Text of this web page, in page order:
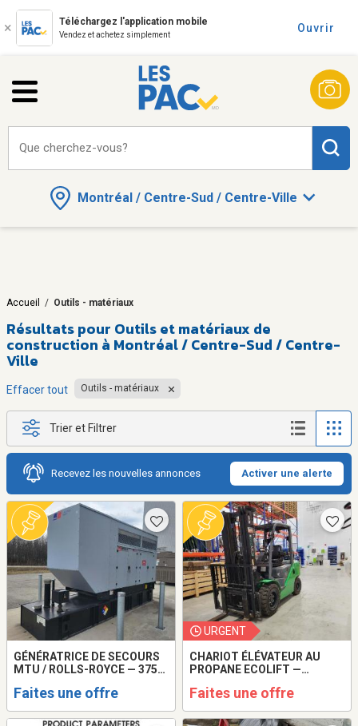
Téléchargez l'application mobile
Vendez et achetez simplement
Ouvrir
Montréal / Centre-Sud / Centre-Ville
Que cherchez-vous?
Accueil / Outils - matériaux
Résultats pour Outils et matériaux de
construction à Montréal / Centre-Sud / Centre-
Ville
Effacer tout Outils - matériaux
Trier et Filtrer
Recevez les nouvelles annonces Activer une alerte
GÉNÉRATRICE DE SECOURS
MTU / ROLLS-ROYCE — 375
Faites une offre
URGENT
CHARIOT ÉLÉVATEUR AU
PROPANE ECOLIFT —
Faites une offre